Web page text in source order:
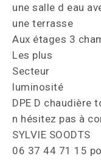
une salle d eau
une terrasse
Aux étages 3
Les plus
Secteur
luminosité
DPE D chaudière
n hésitez pas à
SYLVIE SOODTS
06 37 44 71 15